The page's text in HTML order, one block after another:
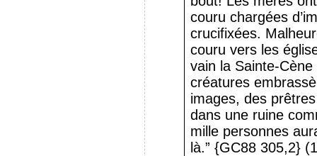
couru chargées
crucifixées.
couru vers les
vain la Sainte-
créatures
images, des
dans une ruine
mille personnes
là.” {GC88 305,2}